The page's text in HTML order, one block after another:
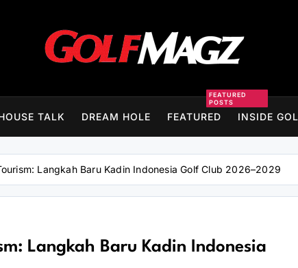
TALK DREAM HOLE FEATURED
FEATURED
POSTS
INSIDE
Langkah Baru Kadin Indonesia Golf Club 2026–2029
Langkah Baru Kadin Indonesia